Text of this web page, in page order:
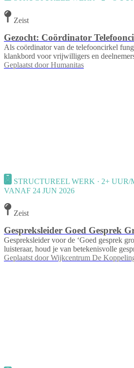
Zeist
Gezocht: Coördinator
Als coördinator van de telefooncirkel
klankbord voor vrijwilligers en
Geplaatst door Humanitas
STRUCTUREEL WERK · 2+
VANAF 24 JUN 2026
Zeist
Gespreksleider Goed Gesprek
Gespreksleider voor de ‘Goed gesprek
luisteraar, houd je van betekenisvolle
Geplaatst door Wijkcentrum De